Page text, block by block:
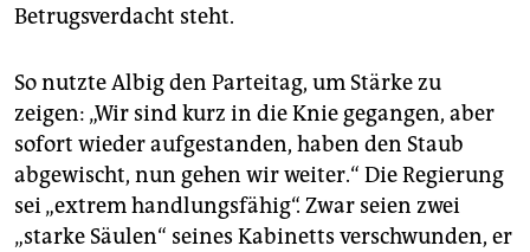
Betrugsverdacht steht.
So nutzte Albig den Parteitag, um Stärke zu
zeigen: „Wir sind kurz in die Knie gegangen, aber
sofort wieder aufgestanden, haben den Staub
abgewischt, nun gehen wir weiter.“ Die Regierung
sei „extrem handlungsfähig“. Zwar seien zwei
„starke Säulen“ seines Kabinetts verschwunden, er